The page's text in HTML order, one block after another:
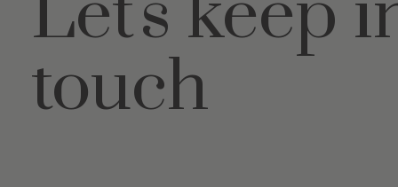
touch